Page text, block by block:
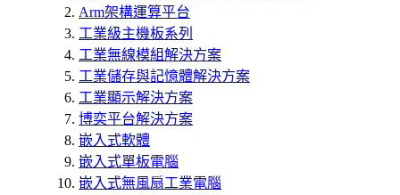
Arm架構運算平台
工業級主機板系列
工業無線模組解決方案
工業儲存與記憶體解決方案
工業顯示解決方案
博奕平台解決方案
嵌入式軟體
嵌入式單板電腦
嵌入式無風扇工業電腦